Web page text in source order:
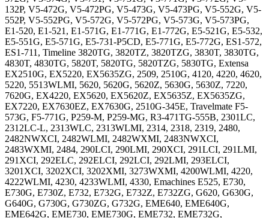
132P, V5-472G, V5-472PG, V5-473G, V5-473PG, V5-552G, V5-
552P, V5-552PG, V5-572G, V5-572PG, V5-573G, V5-573PG,
E1-520, E1-521, E1-571G, E1-771G, E1-772G, E5-521G, E5-532,
E5-551G, E5-571G, E5-731-P5CD, E5-771G, E5-772G, ES1-572,
ES1-711, Timeline 3820TG, 3820TZ, 3820TZG, 3830T, 3830TG,
4830T, 4830TG, 5820T, 5820TG, 5820TZG, 5830TG, Extensa
EX2510G, EX5220, EX5635ZG, 2509, 2510G, 4120, 4220, 4620,
5220, 5513WLMI, 5620, 5620G, 5620Z, 5630G, 5630Z, 7220,
7620G, EX4220, EX5620, EX5620Z, EX5635Z, EX5635ZG,
EX7220, EX7630EZ, EX7630G, 2510G-345E, Travelmate F5-
573G, F5-771G, P259-M, P259-MG, R3-471TG-555B, 2301LC,
2312LC-L, 2313WLC, 2313WLMI, 2314, 2318, 2319, 2480,
2482NWXCI, 2482WLMI, 2482WXMI, 2483NWXCI,
2483WXMI, 2484, 290LCI, 290LMI, 290XCI, 291LCI, 291LMI,
291XCI, 292ELC, 292ELCI, 292LCI, 292LMI, 293ELCI,
3201XCI, 3202XCI, 3202XMI, 3273WXMI, 4200WLMI, 4220,
4222WLMI, 4230, 4233WLMI, 4330, Emachines E525, E730,
E730G, E730Z, E732, E732G, E732Z, E732ZG, G620, G630G,
G640G, G730G, G730ZG, G732G, EME640, EME640G,
EME642G, EME730, EME730G, EME732, EME732G,